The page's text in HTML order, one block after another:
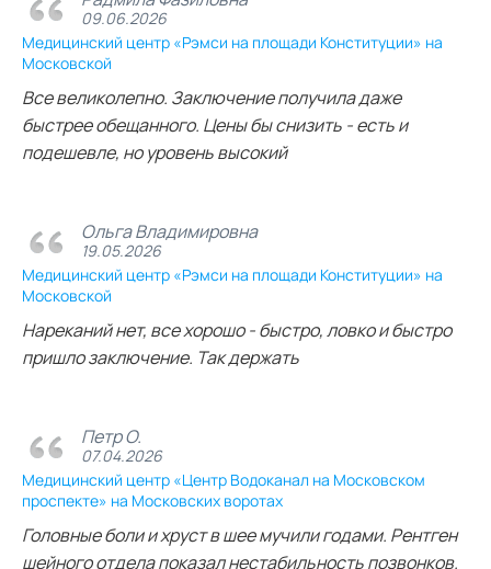
09.06.2026
Медицинский центр «Рэмси на площади Конституции» на
Московской
Все великолепно. Заключение получила даже
быстрее обещанного. Цены бы снизить - есть и
подешевле, но уровень высокий
Ольга Владимировна
19.05.2026
Медицинский центр «Рэмси на площади Конституции» на
Московской
Нареканий нет, все хорошо - быстро, ловко и быстро
пришло заключение. Так держать
Петр О.
07.04.2026
Медицинский центр «Центр Водоканал на Московском
проспекте» на Московских воротах
Головные боли и хруст в шее мучили годами. Рентген
шейного отдела показал нестабильность позвонков.